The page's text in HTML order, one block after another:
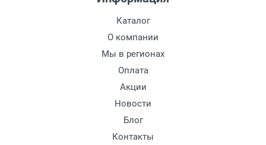
Доставляем товар по Москве компанией
Сдэк до ближайшего к вам пункта
Доставка транспортными компаниями по
Каталог
О компании
Мы в регионах
Оплата
Акции
Новости
Блог
Контакты